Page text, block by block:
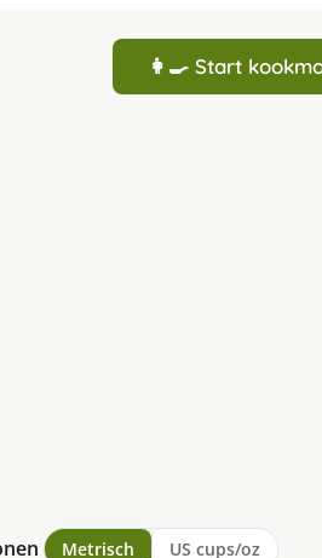
👩‍🍳 Start
Metrisch US cups/oz